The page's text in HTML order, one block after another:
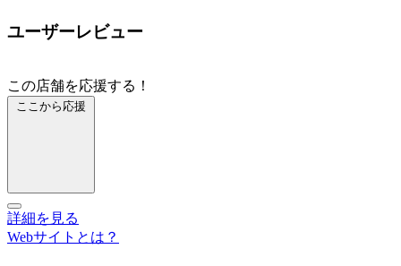
ユーザーレビュー
この店舗を応援する！
ここから応援
詳細を見る
Webサイトとは？